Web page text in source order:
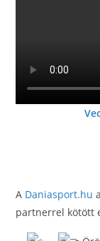
A Daniasport.hu
partnerrel kötött